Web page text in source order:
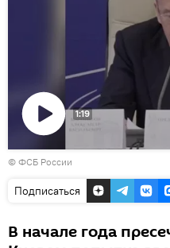
Воспроизвести
видео
1:19
© ФСБ России
Подписаться
В начале года